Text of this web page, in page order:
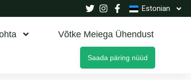
Estonian
Võtke Meiega Ühendust
Saada päring nüüd